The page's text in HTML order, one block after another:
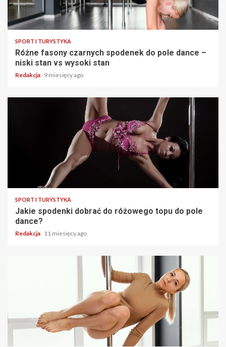
SPORT I TURYSTYKA
Różne fasony czarnych spodenek do pole dance –
niski stan vs wysoki stan
Redakcja 9 miesięcy ago
SPORT I TURYSTYKA
Jakie spodenki dobrać do różowego topu do pole
dance?
Redakcja 11 miesięcy ago